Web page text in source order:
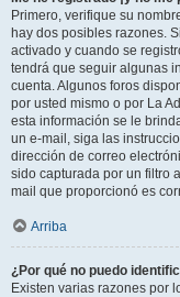
Primero, verifique su
hay dos posibles razones.
activado y cuando se
tendrá que seguir algunas
cuenta. Algunos foros
por usted mismo o por La
esta información se le
un e-mail, siga las
dirección de correo
sido capturada por un filtro
mail que proporcionó es
Arriba
¿Por qué no puedo
Existen varias razones por